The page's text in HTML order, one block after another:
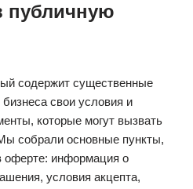
публичную
содержит существенные
свои условия и
которые могут вызвать
собрали основные пункты,
оферте: информация о
условия акцепта,